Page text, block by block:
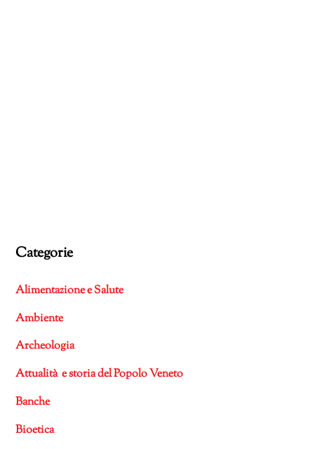
Categorie
Alimentazione e Salute
Ambiente
Archeologia
Attualità e storia del Popolo Veneto
Banche
Bioetica